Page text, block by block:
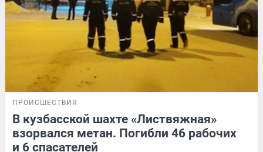
ПРОИСШЕСТВИЯ
В кузбасской шахте «Листвяжная»
взорвался метан. Погибли 46 рабочих
и 6 спасателей